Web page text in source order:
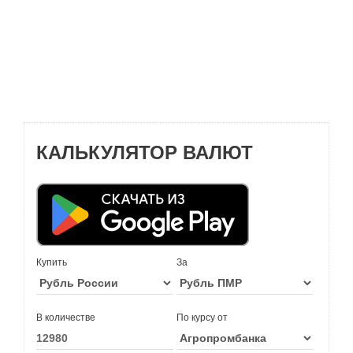
КАЛЬКУЛЯТОР ВАЛЮТ
Купить За
В количестве По курсу от